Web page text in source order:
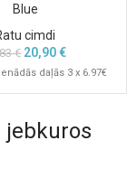
Blue
cimdi
€ 20,90€
daļās 3 x 6.97€
jebkuros